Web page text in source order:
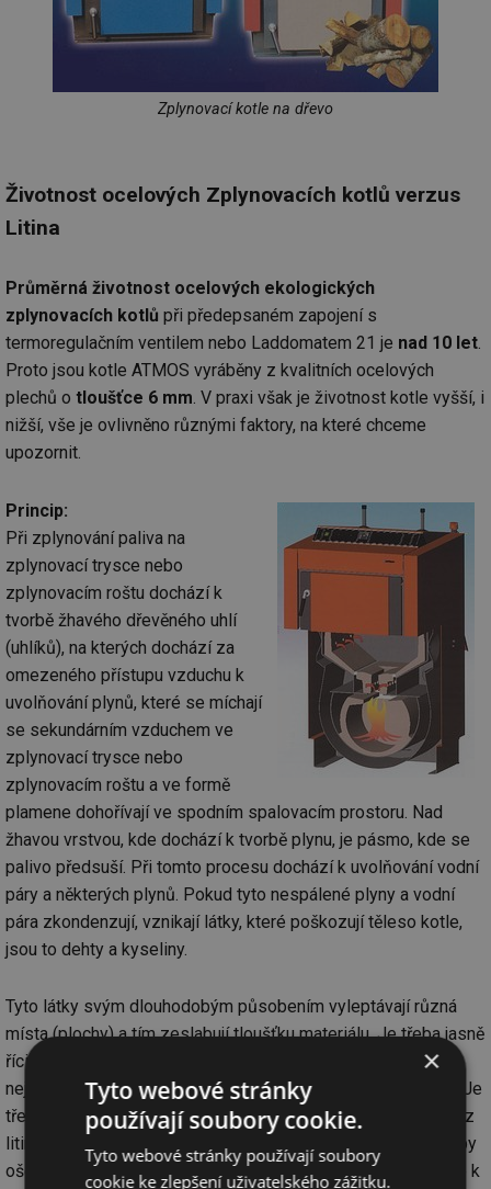
Zplynovací kotle na dřevo
Životnost ocelových Zplynovacích kotlů verzus
Litina
Průměrná životnost ocelových ekologických
zplynovacích kotlů při předepsaném zapojení s
termoregulačním ventilem nebo Laddomatem 21 je nad 10 let.
Proto jsou kotle ATMOS vyráběny z kvalitních ocelových
plechů o tloušťce 6 mm. V praxi však je životnost kotle vyšší, i
nižší, vše je ovlivněno různými faktory, na které chceme
upozornit.
Princip:
Při zplynování paliva na
zplynovací trysce nebo
zplynovacím roštu dochází k
tvorbě žhavého dřevěného uhlí
(uhlíků), na kterých dochází za
omezeného přístupu vzduchu k
uvolňování plynů, které se míchají
se sekundárním vzduchem ve
zplynovací trysce nebo
zplynovacím roštu a ve formě
plamene dohořívají ve spodním spalovacím prostoru. Nad
žhavou vrstvou, kde dochází k tvorbě plynu, je pásmo, kde se
palivo předsuší. Při tomto procesu dochází k uvolňování vodní
páry a některých plynů. Pokud tyto nespálené plyny a vodní
pára zkondenzují, vznikají látky, které poškozují těleso kotle,
jsou to dehty a kyseliny.
Tyto látky svým dlouhodobým působením vyleptávají různá
místa (plochy) a tím zeslabují tloušťku materiálu. Je třeba jasně
říci, že je to daň přírodním zákonům za to, že usilujeme o co
nejvyšší účinnost a nejlepší spalování kotlů na pevná paliva. Je
třeba si také říci, že pokud bychom vyrobili zplynovací kotel z
litiny, z které se běžně vyrábějí klasické kotle, a kotel nebyl by
ošetřen vhodným zapojením proti nízkoteplotní korozi, dojde k
×
Tyto webové stránky
používají soubory cookie.
Tyto webové stránky používají soubory
cookie ke zlepšení uživatelského zážitku.